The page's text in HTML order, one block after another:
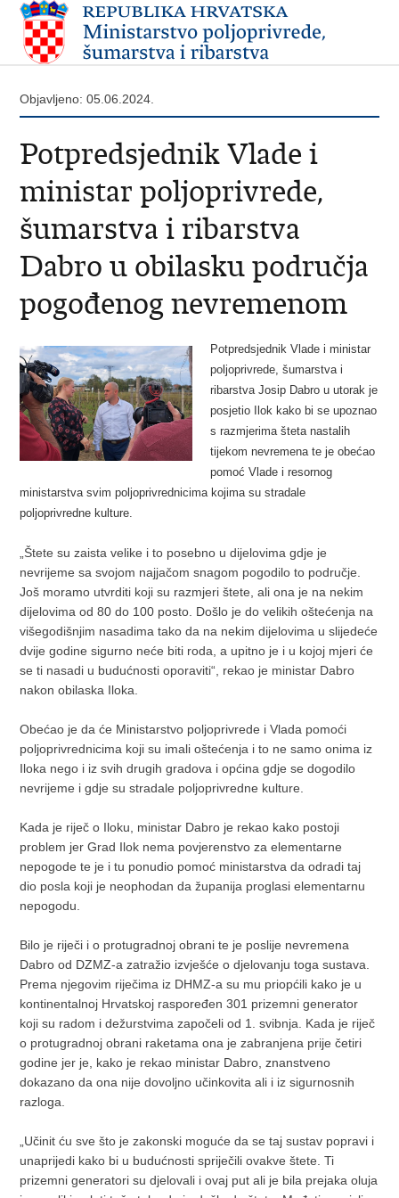
Objavljeno: 05.06.2024.
Potpredsjednik Vlade i
ministar poljoprivrede,
šumarstva i ribarstva
Dabro u obilasku područja
pogođenog nevremenom
Potpredsjednik Vlade i ministar
poljoprivrede, šumarstva i
ribarstva Josip Dabro u utorak je
posjetio Ilok kako bi se upoznao
s razmjerima šteta nastalih
tijekom nevremena te je obećao
pomoć Vlade i resornog
ministarstva svim poljoprivrednicima kojima su stradale
poljoprivredne kulture.
„Štete su zaista velike i to posebno u dijelovima gdje je
nevrijeme sa svojom najjačom snagom pogodilo to područje.
Još moramo utvrditi koji su razmjeri štete, ali ona je na nekim
dijelovima od 80 do 100 posto. Došlo je do velikih oštećenja na
višegodišnjim nasadima tako da na nekim dijelovima u slijedeće
dvije godine sigurno neće biti roda, a upitno je i u kojoj mjeri će
se ti nasadi u budućnosti oporaviti“, rekao je ministar Dabro
nakon obilaska Iloka.
Obećao je da će Ministarstvo poljoprivrede i Vlada pomoći
poljoprivrednicima koji su imali oštećenja i to ne samo onima iz
Iloka nego i iz svih drugih gradova i općina gdje se dogodilo
nevrijeme i gdje su stradale poljoprivredne kulture.
Kada je riječ o Iloku, ministar Dabro je rekao kako postoji
problem jer Grad Ilok nema povjerenstvo za elementarne
nepogode te je i tu ponudio pomoć ministarstva da odradi taj
dio posla koji je neophodan da županija proglasi elementarnu
nepogodu.
Bilo je riječi i o protugradnoj obrani te je poslije nevremena
Dabro od DZMZ-a zatražio izvješće o djelovanju toga sustava.
Prema njegovim riječima iz DHMZ-a su mu priopćili kako je u
kontinentalnoj Hrvatskoj raspoređen 301 prizemni generator
koji su radom i dežurstvima započeli od 1. svibnja. Kada je riječ
o protugradnoj obrani raketama ona je zabranjena prije četiri
godine jer je, kako je rekao ministar Dabro, znanstveno
dokazano da ona nije dovoljno učinkovita ali i iz sigurnosnih
razloga.
„Učinit ću sve što je zakonski moguće da se taj sustav popravi i
unaprijedi kako bi u budućnosti spriječili ovakve štete. Ti
prizemni generatori su djelovali i ovaj put ali je bila prejaka oluja